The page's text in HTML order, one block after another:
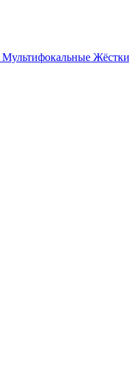
Мультифокальные